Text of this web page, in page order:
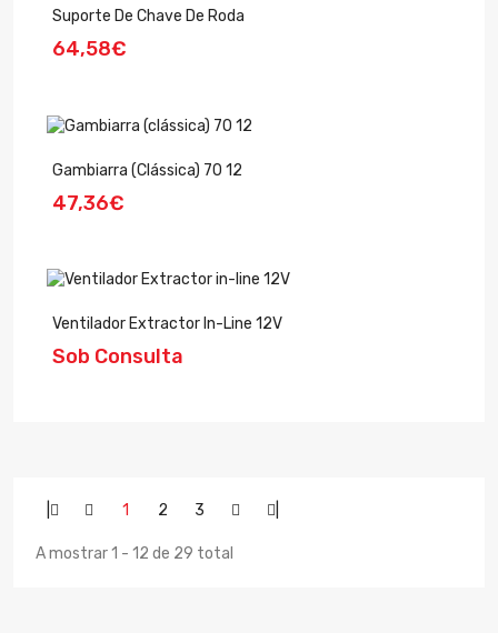
Suporte De Chave De Roda
64,58€
Gambiarra (clássica) 70 12
47,36€
Ventilador Extractor In-Line 12V
Sob Consulta
1 2 3
A mostrar 1 - 12 de 29 total